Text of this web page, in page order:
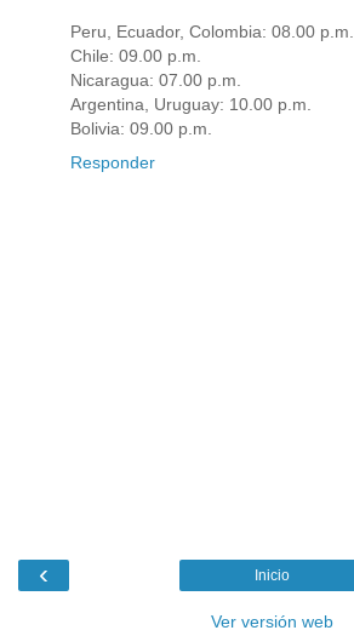
Peru, Ecuador, Colombia: 08.00 p.m.
Chile: 09.00 p.m.
Nicaragua: 07.00 p.m.
Argentina, Uruguay: 10.00 p.m.
Bolivia: 09.00 p.m.
Responder
‹ Inicio
Ver versión web